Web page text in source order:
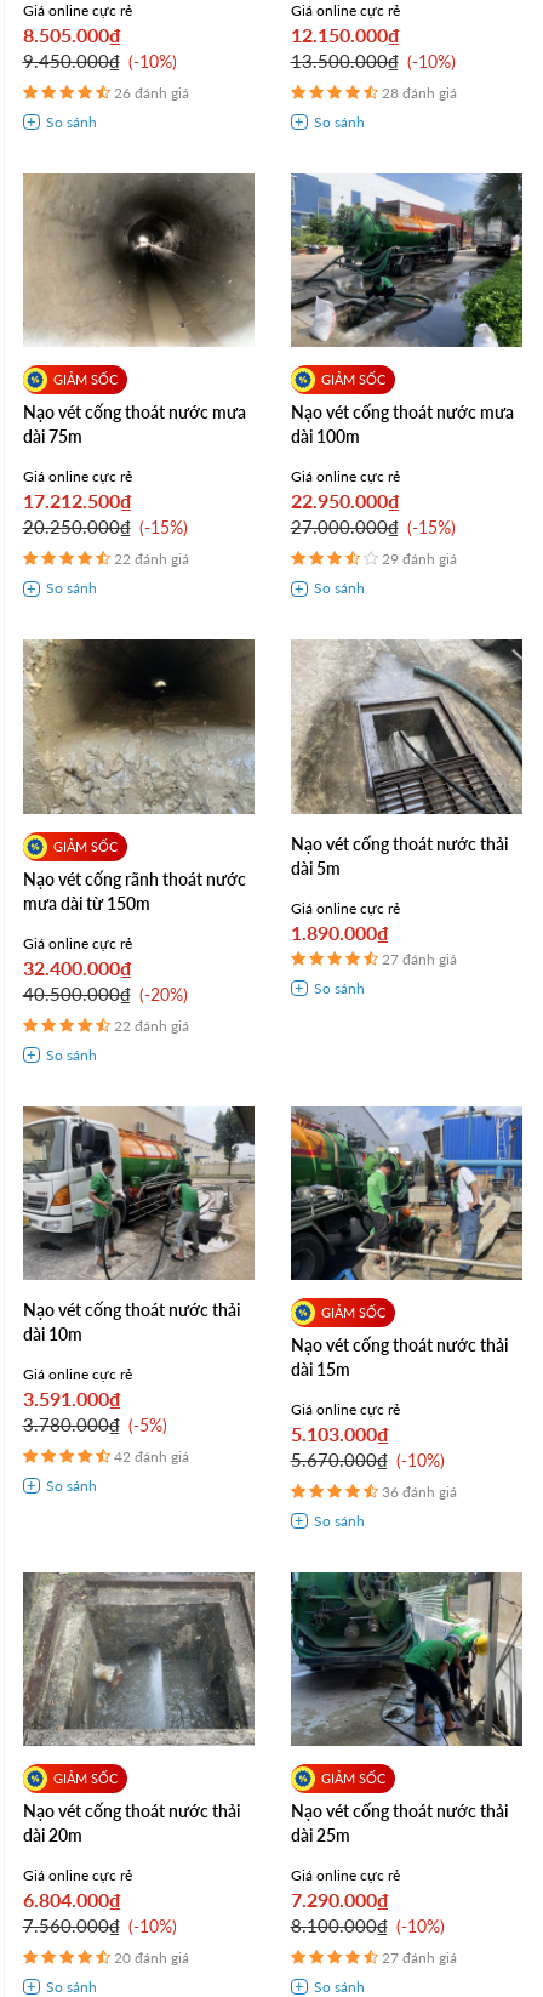
Giá online cực rẻ
8.505.000₫
9.450.000₫ -10%
26 đánh giá
Giá online cực rẻ
12.150.000₫
13.500.000₫ -10%
28 đánh giá
Nạo vét cống thoát nước mưa
dài 75m
Giá online cực rẻ
17.212.500₫
20.250.000₫ -15%
22 đánh giá
Nạo vét cống thoát nước mưa
dài 100m
Giá online cực rẻ
22.950.000₫
27.000.000₫ -15%
29 đánh giá
Nạo vét cống rãnh thoát nước
mưa dài từ 150m
Giá online cực rẻ
32.400.000₫
40.500.000₫ -20%
22 đánh giá
Nạo vét cống thoát nước thải
dài 5m
Giá online cực rẻ
1.890.000₫
27 đánh giá
Nạo vét cống thoát nước thải
dài 10m
Giá online cực rẻ
3.591.000₫
3.780.000₫ -5%
42 đánh giá
Nạo vét cống thoát nước thải
dài 15m
Giá online cực rẻ
5.103.000₫
5.670.000₫ -10%
36 đánh giá
Nạo vét cống thoát nước thải
dài 20m
Giá online cực rẻ
6.804.000₫
7.560.000₫ -10%
20 đánh giá
Nạo vét cống thoát nước thải
dài 25m
Giá online cực rẻ
7.290.000₫
8.100.000₫ -10%
27 đánh giá